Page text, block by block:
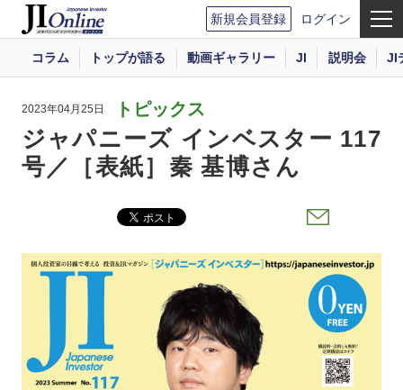
新規会員登録 ログイン
コラム トップが語る 動画ギャラリー JI 説明会 JI
2023年04月25日 トピックス
ジャパニーズ インベスター 117
号／［表紙］秦 基博さん